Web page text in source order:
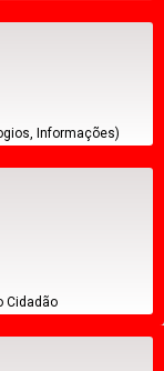
Informações)
Cidadão